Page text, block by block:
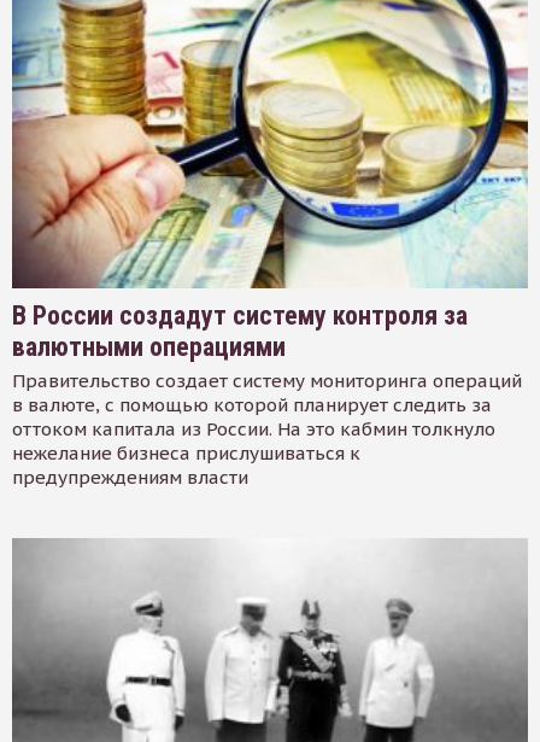
В России создадут систему контроля за
валютными операциями
Правительство создает систему мониторинга операций
в валюте, с помощью которой планирует следить за
оттоком капитала из России. На это кабмин толкнуло
нежелание бизнеса прислушиваться к
предупреждениям власти